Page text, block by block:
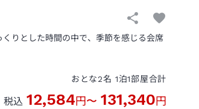
りとした時間の中で、季節を感じる会席
おとな2名 1泊1部屋合計
税込 12,584円〜 131,340円